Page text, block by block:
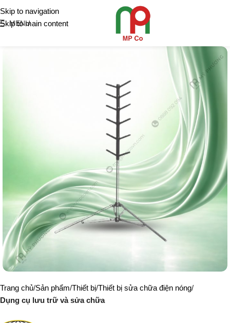
Skip to navigation
Skip to main content
MENU
Trang chủ Sản phẩm Thiết bị Thiết bị sửa chữa điện nóng
Dụng cụ lưu trữ và sửa chữa